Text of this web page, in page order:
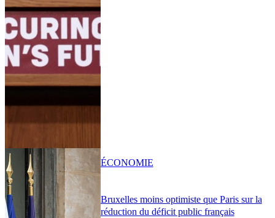
Bruxelles moins optimiste que Paris sur la
réduction du déficit public français
ÉCONOMIE